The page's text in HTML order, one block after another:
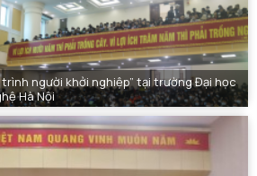
trình người khởi nghiệp” tại trường Đại học
Hà Nội